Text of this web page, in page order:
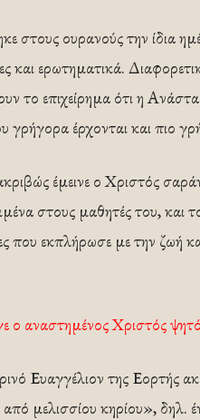
στους ουρανούς την ίδια
και ερωτηματικά.
το επιχείρημα ότι η
γρήγορα έρχονται και πιο
έμεινε ο Χριστός
στους μαθητές του, και
που εκπλήρωσε με την ζωή
ο αναστημένος Χριστός
Ευαγγέλιον της Εορτής
από μελισσίου κηρίου»,